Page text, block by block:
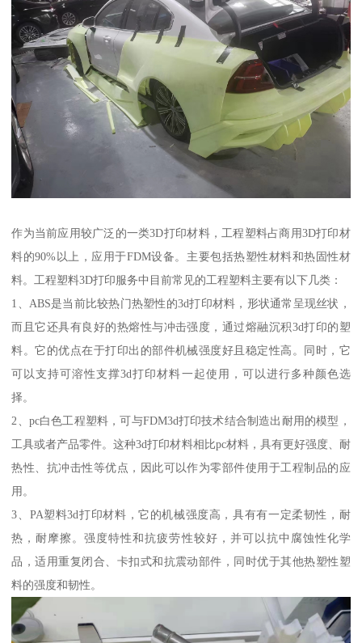
作为当前应用较广泛的一类3D打印材料，工程塑料占商用3D打印材
料的90%以上，应用于FDM设备。主要包括热塑性材料和热固性材
料。工程塑料3D打印服务中目前常见的工程塑料主要有以下几类：
1、ABS是当前比较热门热塑性的3d打印材料，形状通常呈现丝状，
而且它还具有良好的热熔性与冲击强度，通过熔融沉积3d打印的塑
料。它的优点在于打印出的部件机械强度好且稳定性高。同时，它
可以支持可溶性支撑3d打印材料一起使用，可以进行多种颜色选
择。
2、pc白色工程塑料，可与FDM3d打印技术结合制造出耐用的模型，
工具或者产品零件。这种3d打印材料相比pc材料，具有更好强度、耐
热性、抗冲击性等优点，因此可以作为零部件使用于工程制品的应
用。
3、PA塑料3d打印材料，它的机械强度高，具有有一定柔韧性，耐
热，耐摩擦。强度特性和抗疲劳性较好，并可以抗中腐蚀性化学
品，适用重复闭合、卡扣式和抗震动部件，同时优于其他热塑性塑
料的强度和韧性。